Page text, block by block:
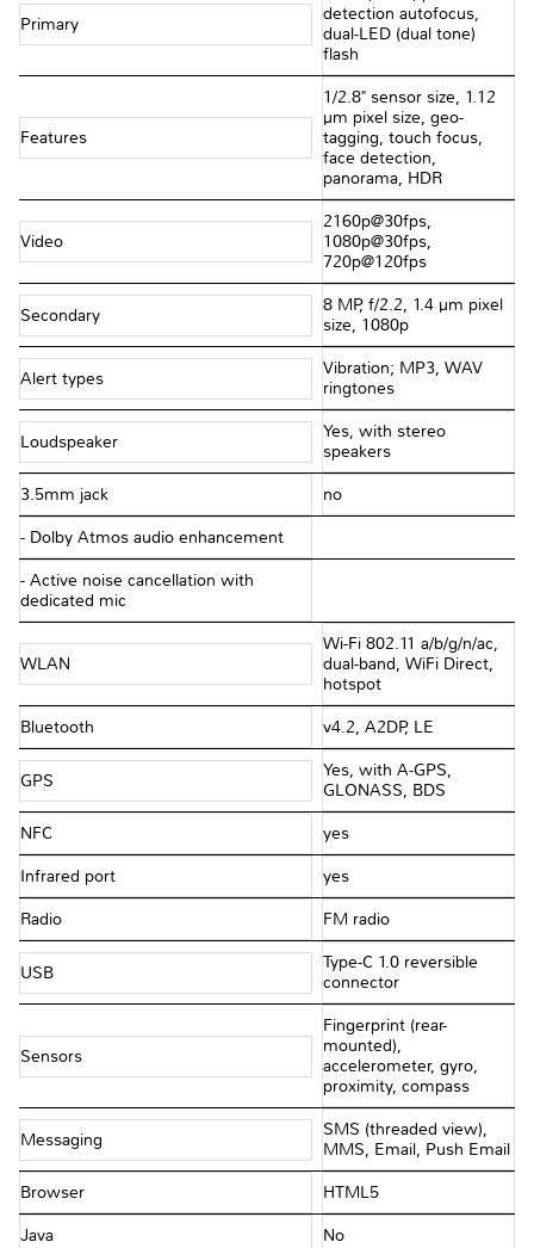
Primary
detection autofocus,
dual-LED (dual tone)
flash
Features
1/2.8" sensor size, 1.12
µm pixel size, geo-
tagging, touch focus,
face detection,
panorama, HDR
Video
2160p@30fps,
1080p@30fps,
720p@120fps
Secondary
8 MP, f/2.2, 1.4 µm pixel
size, 1080p
Alert types
Vibration; MP3, WAV
ringtones
Loudspeaker
Yes, with stereo
speakers
3.5mm jack no
- Dolby Atmos audio enhancement
- Active noise cancellation with
dedicated mic
WLAN
Wi-Fi 802.11 a/b/g/n/ac,
dual-band, WiFi Direct,
hotspot
Bluetooth v4.2, A2DP, LE
GPS
Yes, with A-GPS,
GLONASS, BDS
NFC yes
Infrared port yes
Radio FM radio
USB
Type-C 1.0 reversible
connector
Sensors
Fingerprint (rear-
mounted),
accelerometer, gyro,
proximity, compass
Messaging
SMS (threaded view),
MMS, Email, Push Email
Browser HTML5
Java No